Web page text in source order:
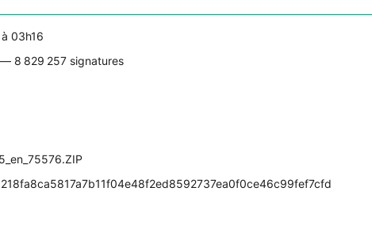
03h16
— 8 829 257 signatures